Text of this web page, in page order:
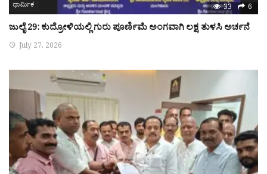
ಧಾರ್ಮಿಕ 33 6
ಜುಲೈ 29: ಕುದ್ರೋಳಿಯಲ್ಲಿ ಗುರು ಪೂರ್ಣಿಮೆ ಅಂಗವಾಗಿ ಲಕ್ಷ ತುಳಸಿ ಅರ್ಚನೆ
July 27, 2026